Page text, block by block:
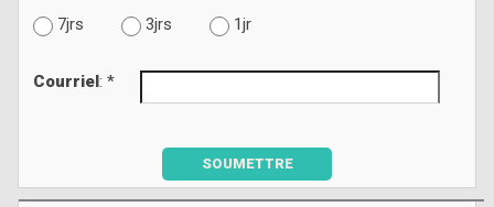
7jrs
3jrs 1jr
Courriel: *
SOUMETTRE